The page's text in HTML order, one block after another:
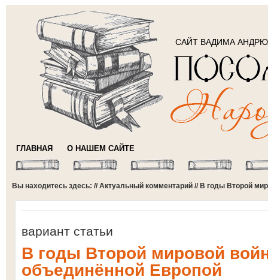
САЙТ ВАДИМА
ГЛАВНАЯ О НАШЕМ САЙТЕ
Вы находитесь здесь: //Актуальный комментарий // В годы Второй
вариант статьи
В годы Второй мировой
объединённой Европой